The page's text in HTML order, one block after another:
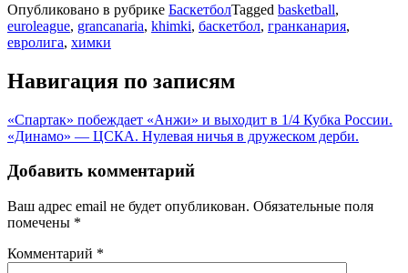
Опубликовано в рубрике БаскетболTagged basketball,
euroleague, grancanaria, khimki, баскетбол, гранканария,
евролига, химки
Навигация по записям
«Спартак» побеждает «Анжи» и выходит в 1/4 Кубка России.
«Динамо» — ЦСКА. Нулевая ничья в дружеском дерби.
Добавить комментарий
Ваш адрес email не будет опубликован. Обязательные поля
помечены *
Комментарий *